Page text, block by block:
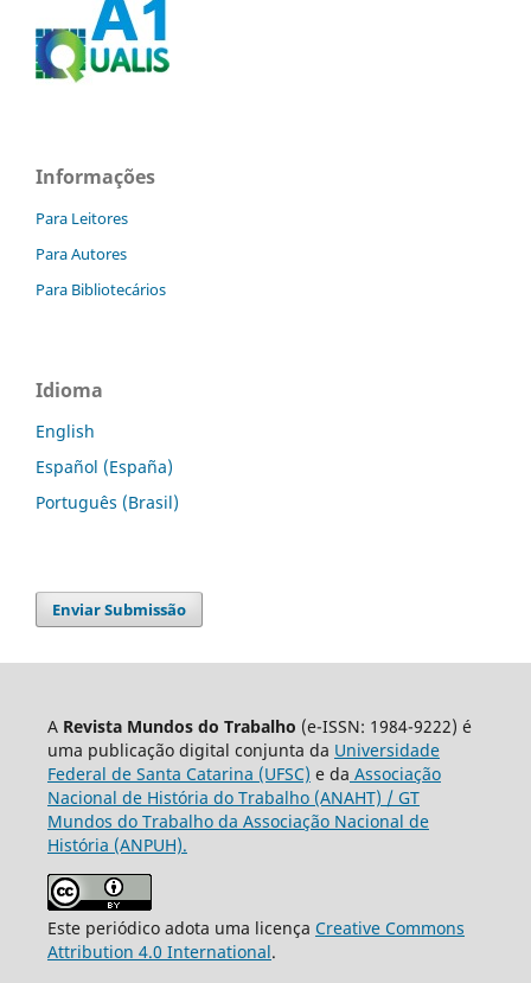
Informações
Para Leitores
Para Autores
Para Bibliotecários
Idioma
English
Español (España)
Português (Brasil)
Enviar Submissão
A Revista Mundos do Trabalho (e-ISSN: 1984-9222) é
uma publicação digital conjunta da Universidade
Federal de Santa Catarina (UFSC) e da Associação
Nacional de História do Trabalho (ANAHT) / GT
Mundos do Trabalho da Associação Nacional de
História (ANPUH).
Este periódico adota uma licença Creative Commons
Attribution 4.0 International.